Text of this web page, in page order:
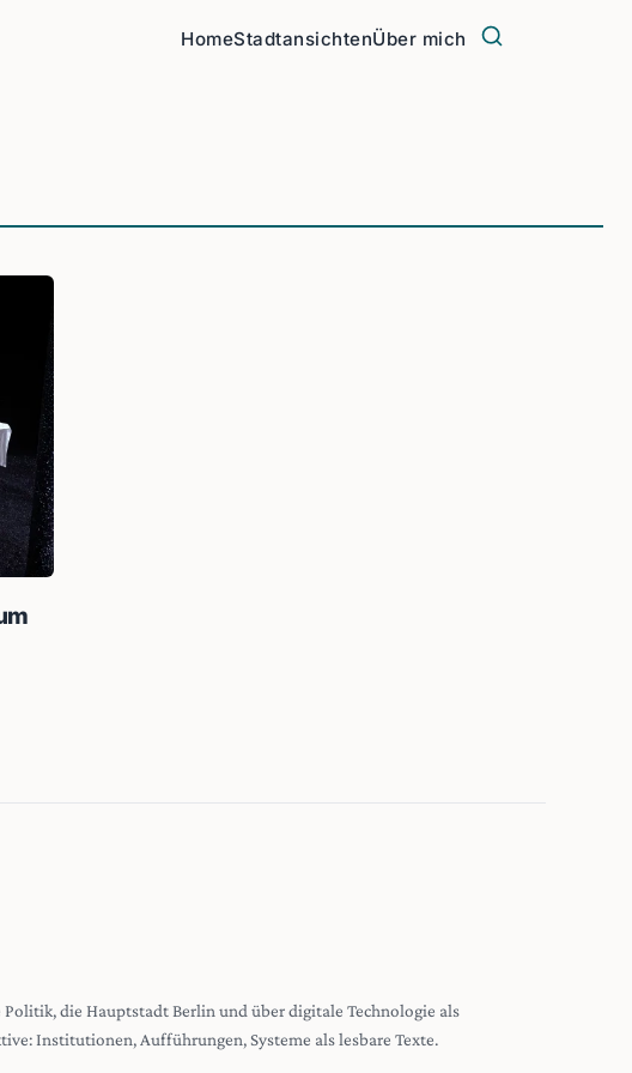
HomeStadtansichtenÜber mich
die Hauptstadt Berlin und über digitale Technologie als
Institutionen, Aufführungen, Systeme als lesbare Texte.